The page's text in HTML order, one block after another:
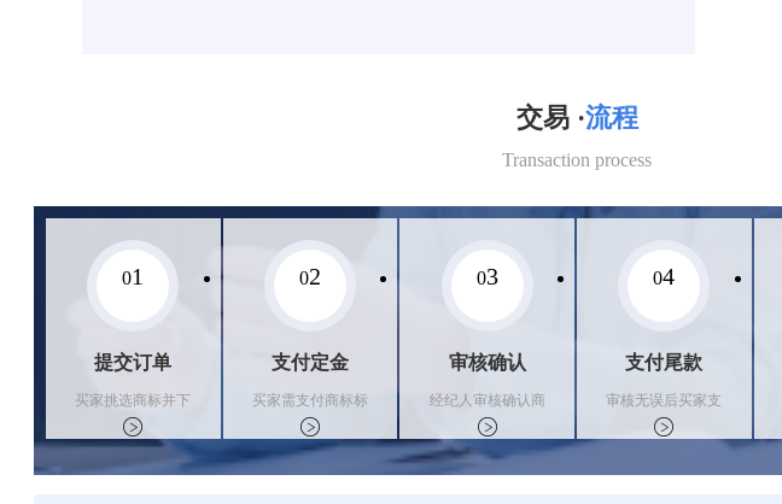
交易 ·流程
Transaction process
01
提交订单
买家挑选商标并下
单
02
支付定金
买家需支付商标标
价的10%的购买订
金
03
审核确认
经纪人审核确认商
标状态
04
支付尾款
审核无误后买家支
付尾款，卖家办理
相关手续